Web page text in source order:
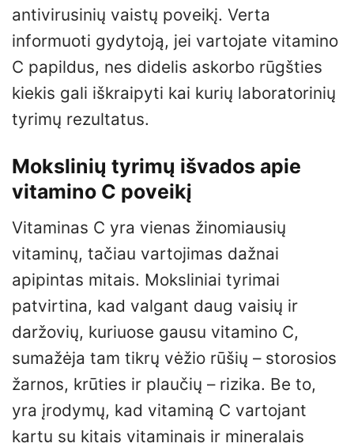
antivirusinių vaistų poveikį. Verta
informuoti gydytoją, jei vartojate vitamino
C papildus, nes didelis askorbo rūgšties
kiekis gali iškraipyti kai kurių laboratorinių
tyrimų rezultatus.
Mokslinių tyrimų išvados apie
vitamino C poveikį
Vitaminas C yra vienas žinomiausių
vitaminų, tačiau vartojimas dažnai
apipintas mitais. Moksliniai tyrimai
patvirtina, kad valgant daug vaisių ir
daržovių, kuriuose gausu vitamino C,
sumažėja tam tikrų vėžio rūšių – storosios
žarnos, krūties ir plaučių – rizika. Be to,
yra įrodymų, kad vitaminą C vartojant
kartu su kitais vitaminais ir mineralais